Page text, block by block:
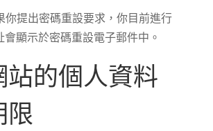
你提出密碼重設要求，你目前進行
會顯示於密碼重設電子郵件中。
站的個人資料
限